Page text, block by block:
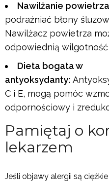
Nawilżanie
podrażniać błony
Nawilżacz powietrza
odpowiednią
Dieta bogata w
antyoksydanty:
C i E, mogą pomóc
odpornościowy i
Pamiętaj o
lekarzem
Jeśli objawy alergii są